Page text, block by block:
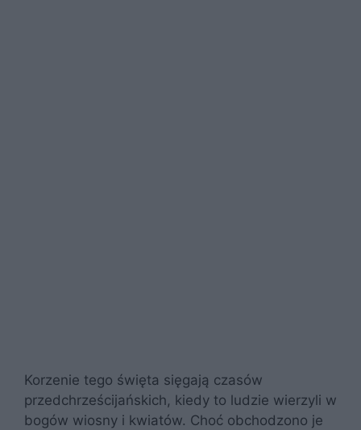
Korzenie tego święta sięgają czasów
przedchrześcijańskich, kiedy to ludzie wierzyli w
bogów wiosny i kwiatów. Choć obchodzono je